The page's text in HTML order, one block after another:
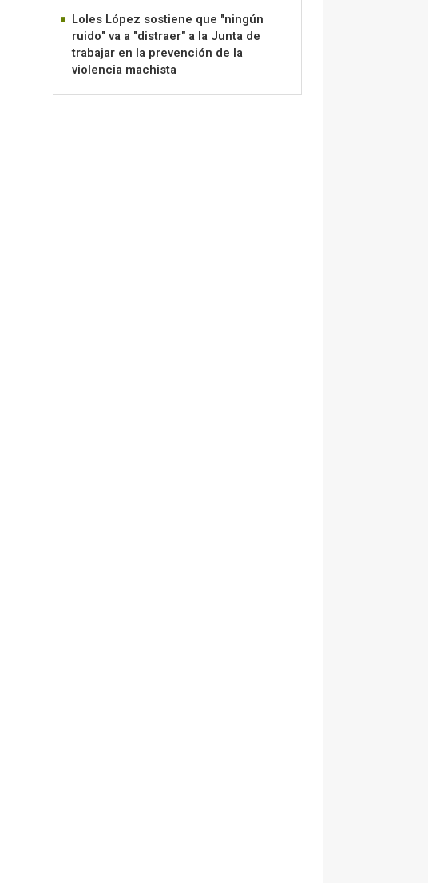
Loles López sostiene que "ningún
ruido" va a "distraer" a la Junta de
trabajar en la prevención de la
violencia machista